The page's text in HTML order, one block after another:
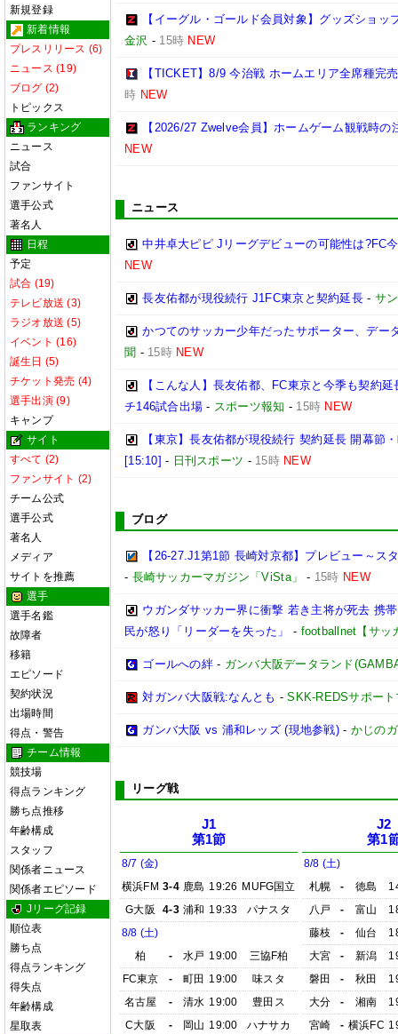
新規登録
新着情報
プレスリリース (6)
ニュース (19)
ブログ (2)
トピックス
ランキング
ニュース
試合
ファンサイト
選手公式
著名人
日程
予定
試合 (19)
テレビ放送 (3)
ラジオ放送 (5)
イベント (16)
誕生日 (5)
チケット発売 (4)
選手出演 (9)
キャンプ
サイト
すべて (2)
ファンサイト (2)
チーム公式
選手公式
著名人
メディア
サイトを推薦
選手
選手名鑑
故障者
移籍
エピソード
契約状況
出場時間
得点・警告
チーム情報
競技場
得点ランキング
勝ち点推移
年齢構成
スタッフ
関係者ニュース
関係者エピソード
Jリーグ記録
順位表
勝ち点
得点ランキング
得失点
年齢構成
星取表
【イーグル・ゴールド会員対象】グッズショ
金沢 - 15時 NEW
【TICKET】8/9 今治戦 ホームエリア全席種完
時 NEW
【2026/27 Zwelve会員】ホームゲーム観戦時の
NEW
ニュース
中井卓大ピピ Jリーグデビューの可能性は?FC
NEW
長友佑都が現役続行 J1FC東京と契約延長- サ
かつてのサッカー少年だったサポーター、デー
聞 - 15時 NEW
【こんな人】長友佑都、FC東京と今季も契約
チ146試合出場 - スポーツ報知 - 15時 NEW
【東京】長友佑都が現役続行 契約延長 開幕節
[15:10] - 日刊スポーツ - 15時 NEW
ブログ
【26-27.J1第1節 長崎対京都】プレビュー～
- 長崎サッカーマガジン「ViSta」 - 15時 NEW
ウガンダサッカー界に衝撃 若き主将が死去 携
民が怒り「リーダーを失った」
- footballnet【サッ
ゴールへの絆- ガンバ大阪データランド
対ガンバ大阪戦:なんとも -SKK-REDSサポー
ガンバ大阪 vs 浦和レッズ (現地参戦)- かじの
リーグ戦
J1
第1節
8/7 (金)
横浜FM 3-4 鹿島 19:26 MUFG国立
G大阪
4-3 浦和 19:33
パナスタ
8/8 (土)
柏
- 水戸 19:00
三協F柏
FC東京
- 町田 19:00
味スタ
名古屋
- 清水 19:00
豊田ス
C大阪
- 岡山 19:00
ハナサカ
J2
第1
8/8 (土)
札幌
- 徳島
八戸
- 富山
藤枝
- 仙台
大宮
- 新潟
磐田
- 秋田
大分
- 湘南
宮崎
- 横浜FC